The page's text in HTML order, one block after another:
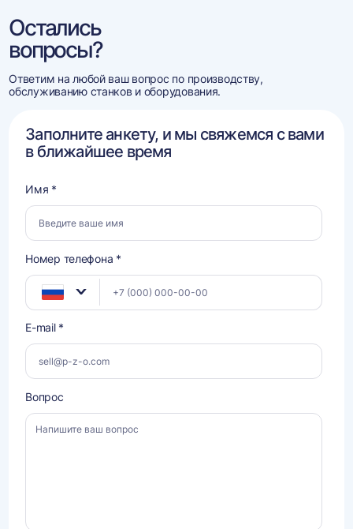
Остались
вопросы?
Ответим на любой ваш вопрос по производству,
обслуживанию станков и оборудования.
Заполните анкету, и мы свяжемся с вами
в ближайшее время
Имя *
Номер телефона *
E-mail *
Вопрос